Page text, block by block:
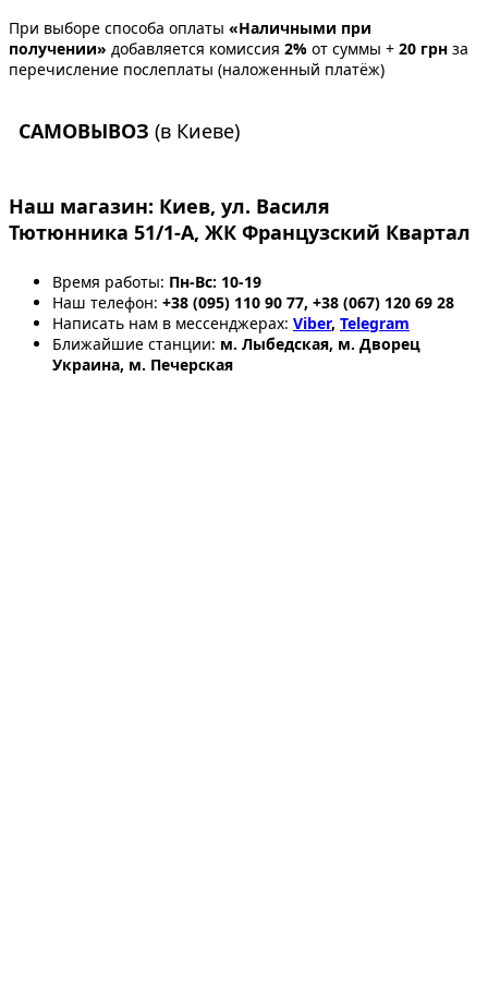
При выборе способа оплаты «Наличными при
получении» добавляется комиссия 2% от суммы + 20 грн за
перечисление послеплаты (наложенный платёж)
САМОВЫВОЗ (в Киеве)
Наш магазин: Киев, ул. Василя
Тютюнника 51/1-А, ЖК Французский Квартал
Время работы: Пн-Вс: 10-19
Наш телефон: +38 (095) 110 90 77, +38 (067) 120 69 28
Написать нам в мессенджерах: Viber, Telegram
Ближайшие станции: м. Лыбедская, м. Дворец
Украина, м. Печерская